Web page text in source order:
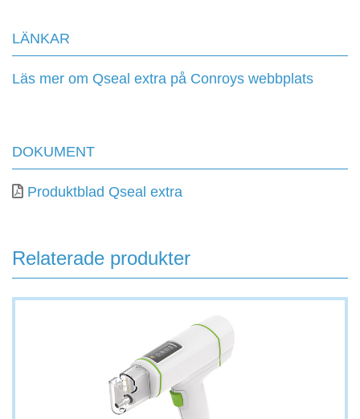
LÄNKAR
Läs mer om Qseal extra på Conroys webbplats
DOKUMENT
Produktblad Qseal extra
Relaterade produkter